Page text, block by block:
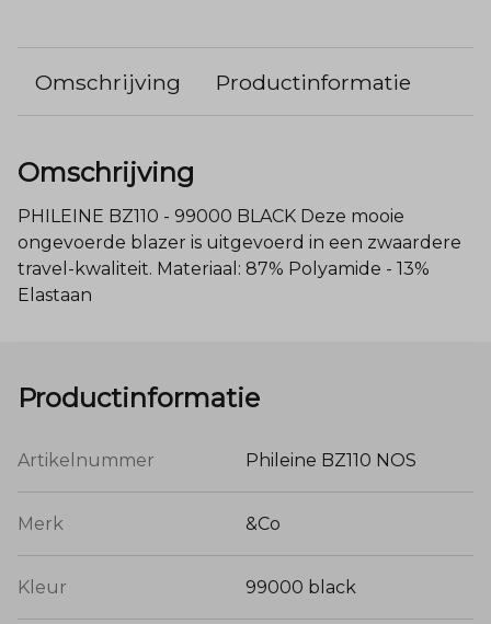
Omschrijving Productinformatie
Omschrijving
PHILEINE BZ110 - 99000 BLACK Deze mooie
ongevoerde blazer is uitgevoerd in een zwaardere
travel-kwaliteit. Materiaal: 87% Polyamide - 13%
Elastaan
Productinformatie
Artikelnummer Phileine BZ110 NOS
Merk &Co
Kleur 99000 black